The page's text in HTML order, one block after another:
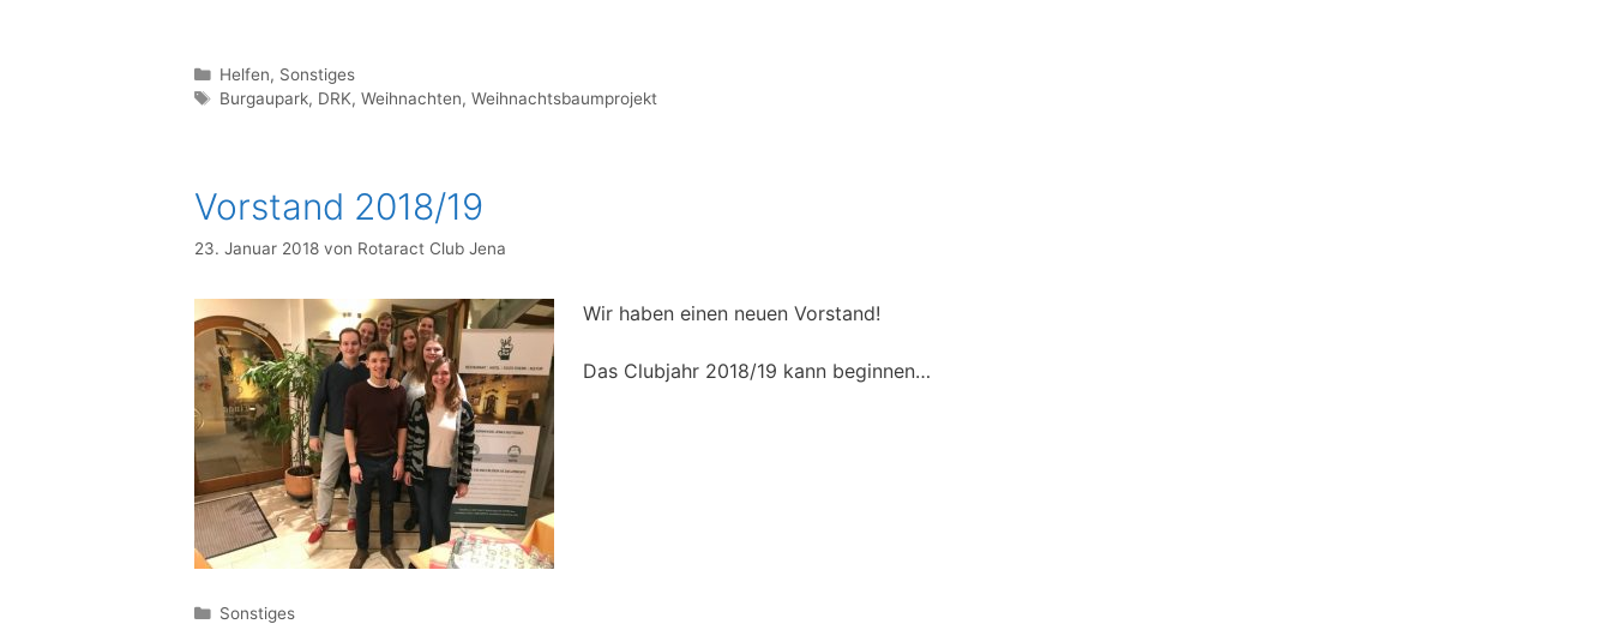
Kategorien
Helfen, Sonstiges
Schlagwörter
Burgaupark, DRK,Weihnachten,Weihnachtsbaumprojekt
Vorstand 2018/19
23. Januar 2018 von Rotaract Club Jena
Wir haben einen neuen Vorstand!
Das Clubjahr 2018/19 kann beginnen…
Kategorien
Sonstiges